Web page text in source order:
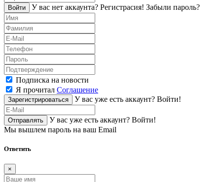
Войти У вас нет аккаунта? Регистраcия! Забыли пароль?
Подписка на новости
Я прочитал Соглашение
Зарегистрироваться У вас уже есть аккаунт? Войти!
Отправлять У вас уже есть аккаунт? Войти!
Мы вышлем пароль на ваш Email
Ответить
×